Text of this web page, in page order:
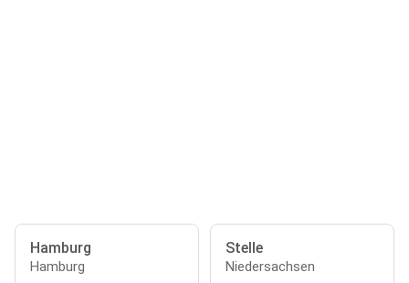
Hamburg
Hamburg
Stelle
Niedersachsen